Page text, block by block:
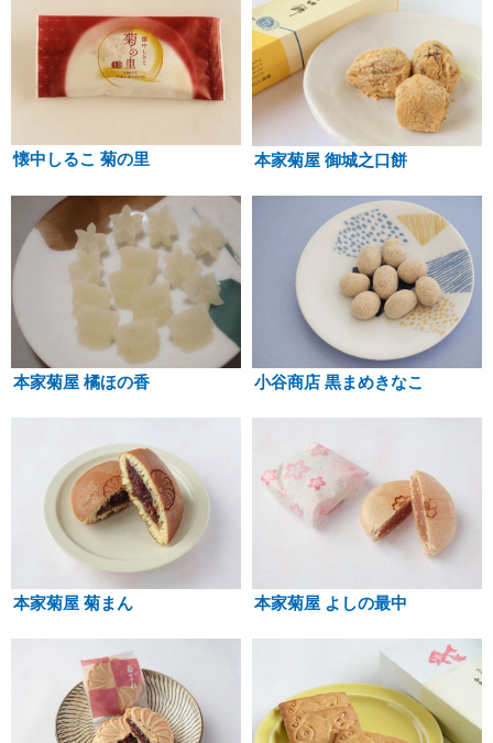
懐中しるこ 菊の里 本家菊屋 御城之口餅
本家菊屋 橘ほの香 小谷商店 黒まめきなこ
本家菊屋 菊まん 本家菊屋 よしの最中